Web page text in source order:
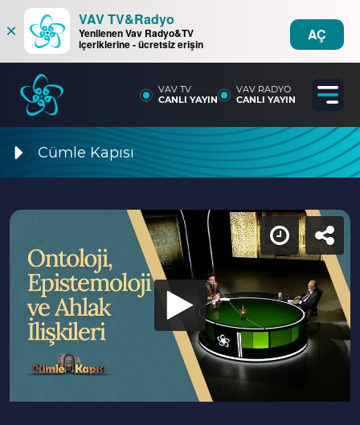
×
VAV TV&Radyo
Yenilenen Vav Radyo&TV
içeriklerine - ücretsiz erişin
AÇ
VAV TV
CANLI YAYIN
VAV RADYO
CANLI YAYIN
Cümle Kapısı